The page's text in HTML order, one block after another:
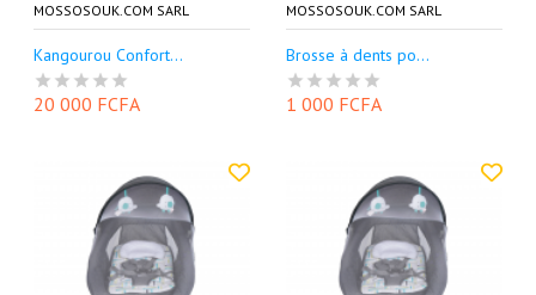
MOSSOSOUK.COM SARL
Kangourou Confort...
20 000 FCFA
MOSSOSOUK.COM SARL
Brosse à dents po...
1 000 FCFA